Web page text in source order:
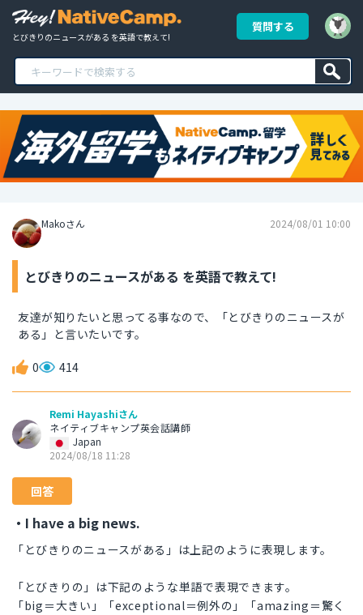
とびきりのニュースがある を英語で教えて!
質問する
Makoさん 2024/08/01 10:00
とびきりのニュースがある を英語で教えて!
友達が知りたいと思ってる事なので、「とびきりのニュースが
ある」と言いたいです。
0 414
Remi Hayashiさん
ネイティブキャンプ英会話講師
Japan
2024/08/18 11:28
回答
・I have a big news.
「とびきりのニュースがある」は上記のように表現します。
「とびきりの」は下記のような単語で表現できます。
「big＝大きい」「exceptional＝例外の」「amazing＝驚く